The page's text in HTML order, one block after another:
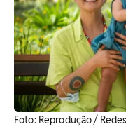
Foto: Reprodução /